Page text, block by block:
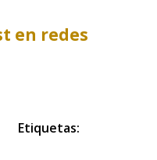
en redes
Etiquetas: